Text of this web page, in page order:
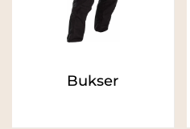
Bukser